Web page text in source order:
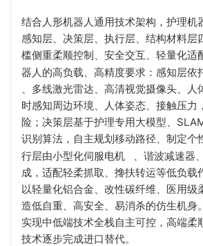
结合人形机器人通用技术架构，护理机
感知层、决策层、执行层、结构材料层
槛侧重柔顺控制、安全交互、轻量化适
器人的高负载、高精度要求：感知层依
、多线激光雷达、高清视觉摄像头、
时感知周边环境、人体姿态、接触压力
险；决策层基于护理专用大模型、
识别算法，自主规划移动路径、制定个
行层由小型化伺服电机
、谐波减速器
成，适配轻柔抓取、搀扶转运等低负载
以轻量化铝合金、改性碳纤维、医用级
造低自重、高安全、易消杀的仿生机身
实现中低端技术全栈自主可控，高端柔
技术逐步完成进口替代。